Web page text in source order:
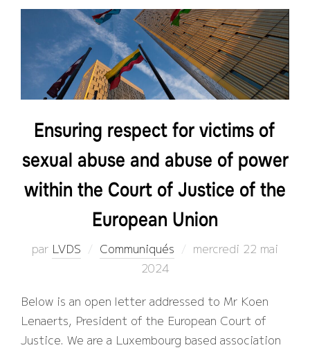
Ensuring respect for victims of
sexual abuse and abuse of power
within the Court of Justice of the
European Union
par LVDS Communiqués
Publié
mercredi 22 mai
2024
Below is an open letter addressed to Mr Koen
Lenaerts, President of the European Court of
Justice. We are a Luxembourg based association